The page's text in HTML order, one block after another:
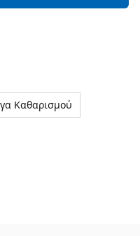
Καθαρισμού